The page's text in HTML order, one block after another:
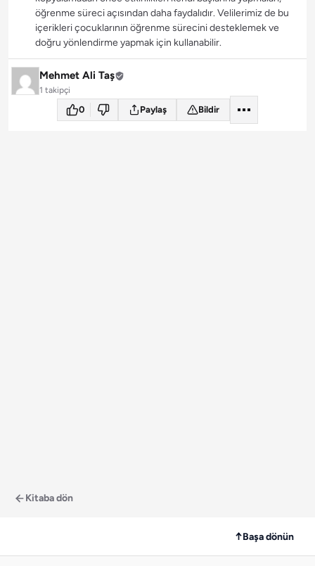
öğrenme süreci açısından daha faydalıdır. Velilerimiz de bu
içerikleri çocuklarının öğrenme sürecini desteklemek ve
doğru yönlendirme yapmak için kullanabilir.
Mehmet Ali Taş
1 takipçi
0 Paylaş Bildir
Kitaba dön
↑Başa dönün